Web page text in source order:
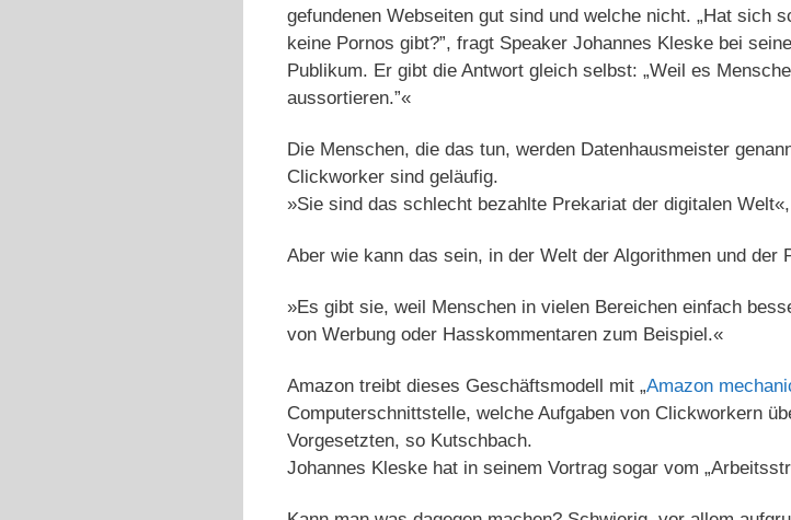
gefundenen Webseiten gut sind und welche nicht. „Hat sich
keine Pornos gibt?”, fragt Speaker Johannes Kleske bei
Publikum. Er gibt die Antwort gleich selbst: „Weil es
aussortieren.”«
Die Menschen, die das tun, werden Datenhausmeister
Clickworker sind geläufig.
»Sie sind das schlecht bezahlte Prekariat der digitalen
Aber wie kann das sein, in der Welt der Algorithmen und der
»Es gibt sie, weil Menschen in vielen Bereichen einfach
von Werbung oder Hasskommentaren zum Beispiel.«
Amazon treibt dieses Geschäftsmodell mit „Amazon
Computerschnittstelle, welche Aufgaben von Clickworkern
Vorgesetzten, so Kutschbach.
Johannes Kleske hat in seinem Vortrag sogar vom